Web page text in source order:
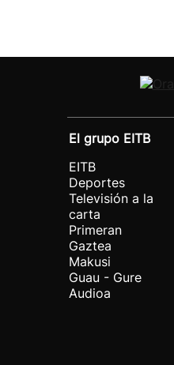
El grupo EITB
EITB
Deportes
Televisión a la
carta
Primeran
Gaztea
Makusi
Guau - Gure
Audioa